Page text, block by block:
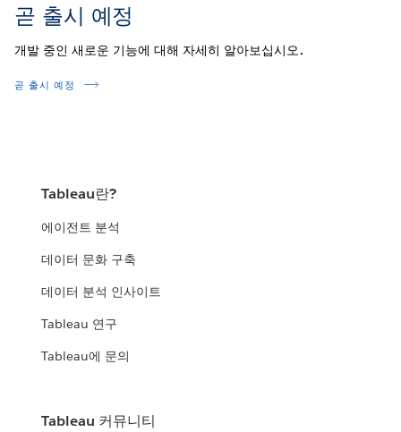
곧 출시 예정
개발 중인 새로운 기능에 대해 자세히 알아보십시오.
곧 출시 예정
Tableau란?
에이전트 분석
데이터 문화 구축
데이터 분석 인사이트
Tableau 연구
Tableau에 문의
Tableau 커뮤니티